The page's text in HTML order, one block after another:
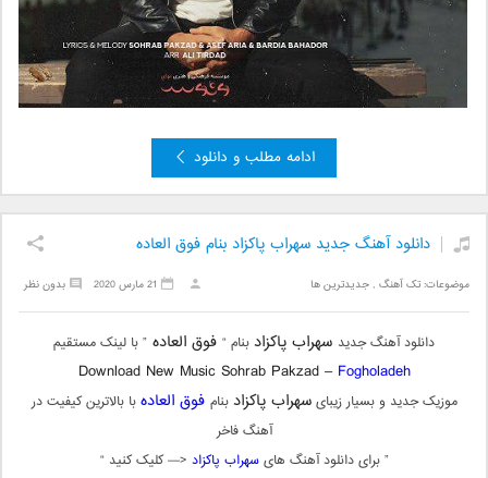
ادامه مطلب و دانلود
دانلود آهنگ جدید سهراب پاکزاد بنام فوق العاده
موضوعات:تک آهنگ ,جدیدترین ها بدون نظر 21 مارس 2020
دانلود آهنگ جدید سهراب پاکزاد بنام “ فوق العاده ” با لینک مستقیم
Download New Music Sohrab Pakzad – Fogholadeh
موزیک جدید و بسیار زیبایسهراب پاکزاد بنام فوق العادهبا بالاترین کیفیت در
آهنگ فاخر
” برای دانلود آهنگ هایسهراب پاکزاد <— کلیک کنید “